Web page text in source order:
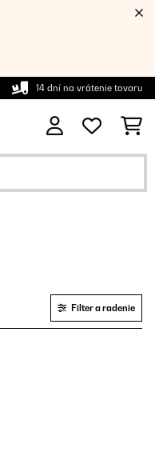
14 dní na vrátenie tovaru
Filter a radenie